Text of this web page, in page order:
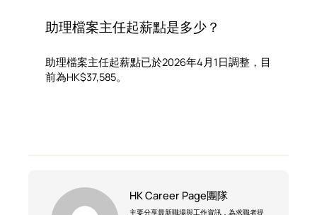
助理檔案主任起薪點是多少？
助理檔案主任起薪點已於2026年4月1日調整，目
前為HK$37,585。
HK Career Page團隊
主要分享最新職場與工作資訊，為求職者提